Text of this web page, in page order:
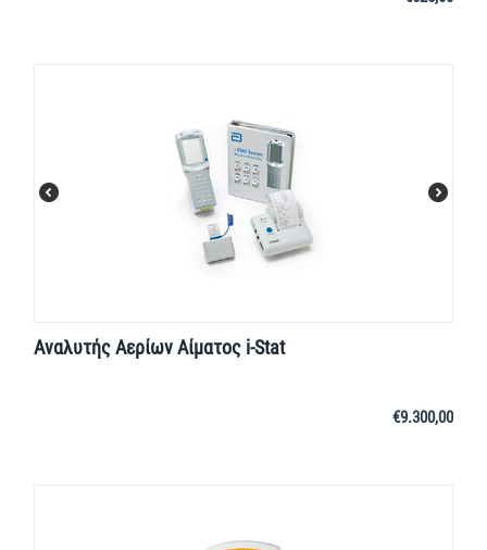
Αναλυτής Αερίων Αίματος i-Stat
€9.300,00